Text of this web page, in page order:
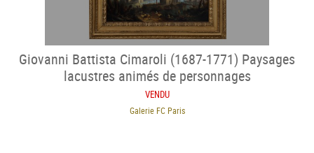
Giovanni Battista Cimaroli (1687-1771) Paysages
lacustres animés de personnages
VENDU
Galerie FC Paris